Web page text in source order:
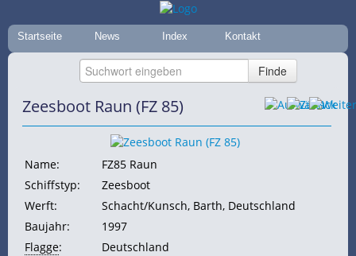
Startseite News Index Kontakt
Zeesboot Raun (FZ 85)
Name:
FZ85 Raun
Schiffstyp:
Zeesboot
Werft:
Schacht/Kunsch, Barth, Deutschland
Baujahr:
1997
Flagge:
Deutschland